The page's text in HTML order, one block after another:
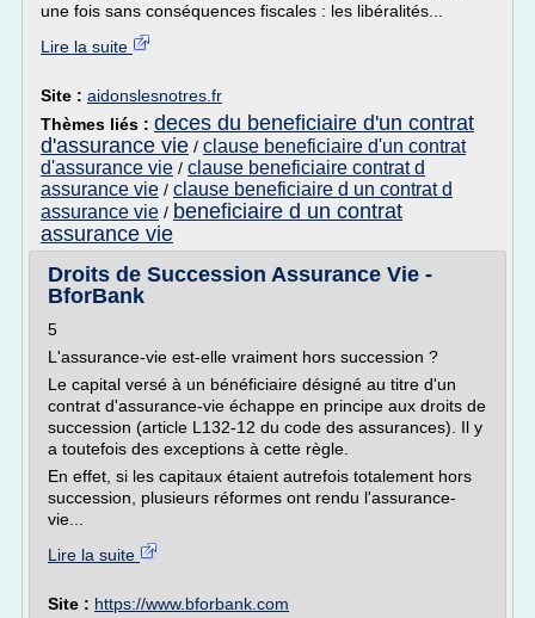
une fois sans conséquences fiscales : les libéralités...
Lire la suite
Site : aidonslesnotres.fr
Thèmes liés : deces du beneficiaire d'un contrat
d'assurance vie / clause beneficiaire d'un contrat
d'assurance vie / clause beneficiaire contrat d
assurance vie / clause beneficiaire d un contrat d
assurance vie / beneficiaire d un contrat
assurance vie
Droits de Succession Assurance Vie -
BforBank
5
L'assurance-vie est-elle vraiment hors succession ?
Le capital versé à un bénéficiaire désigné au titre d'un
contrat d'assurance-vie échappe en principe aux droits de
succession (article L132-12 du code des assurances). Il y
a toutefois des exceptions à cette règle.
En effet, si les capitaux étaient autrefois totalement hors
succession, plusieurs réformes ont rendu l'assurance-
vie...
Lire la suite
Site : https://www.bforbank.com